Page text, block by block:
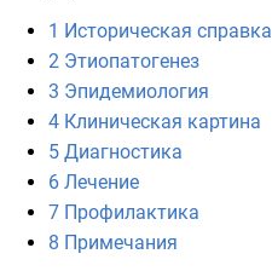
1 Историческая справка
2 Этиопатогенез
3 Эпидемиология
4 Клиническая картина
5 Диагностика
6 Лечение
7 Профилактика
8 Примечания